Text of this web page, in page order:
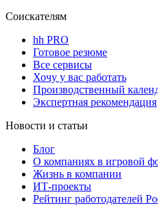
Соискателям
hh PRO
Готовое резюме
Все сервисы
Хочу у вас работать
Производственный
Экспертная рекомендация
Новости и статьи
Блог
О компаниях в игровой
Жизнь в компании
ИТ-проекты
Рейтинг работодателей